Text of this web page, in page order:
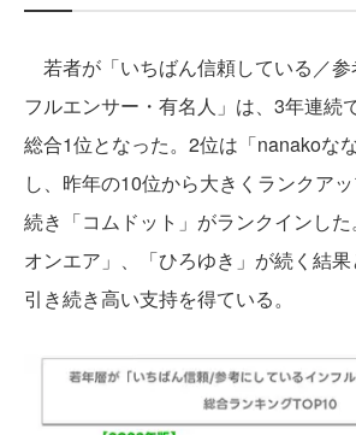
若者が「いちばん信頼している／
フルエンサー・有名人」は、3年連続
総合1位となった。2位は「nanakoな
し、昨年の10位から大きくランクア
続き「コムドット」がランクインし
オンエア」、「ひろゆき」が続く結
引き続き高い支持を得ている。